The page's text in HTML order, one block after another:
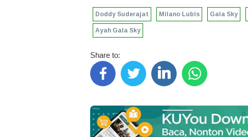
Doddy Suderajat Milano Lubis Gala Sky
Ayah Gala Sky
Share to: